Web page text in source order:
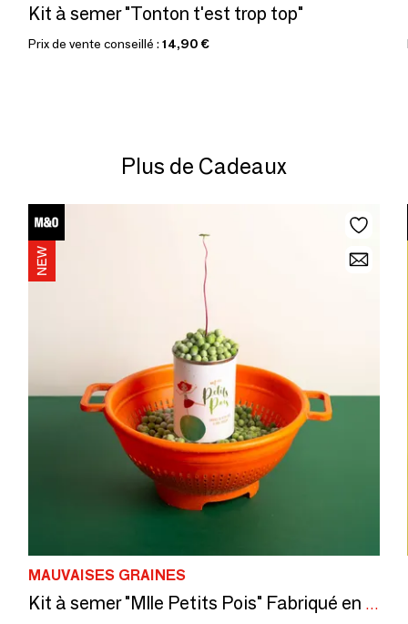
Kit à semer "Tonton t'est trop top"
Prix de vente conseillé : 14,90 €
Plus de Cadeaux
MAUVAISES GRAINES
Kit à semer "Mlle Petits Pois" Fabriqué en France